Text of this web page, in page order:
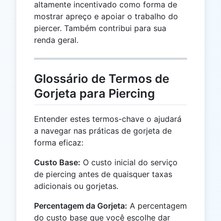
altamente incentivado como forma de
mostrar apreço e apoiar o trabalho do
piercer. Também contribui para sua
renda geral.
Glossário de Termos de
Gorjeta para Piercing
Entender estes termos-chave o ajudará
a navegar nas práticas de gorjeta de
forma eficaz:
Custo Base: O custo inicial do serviço
de piercing antes de quaisquer taxas
adicionais ou gorjetas.
Percentagem da Gorjeta: A percentagem
do custo base que você escolhe dar